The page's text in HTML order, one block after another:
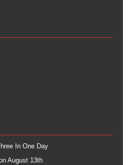
In One Day
August 13th